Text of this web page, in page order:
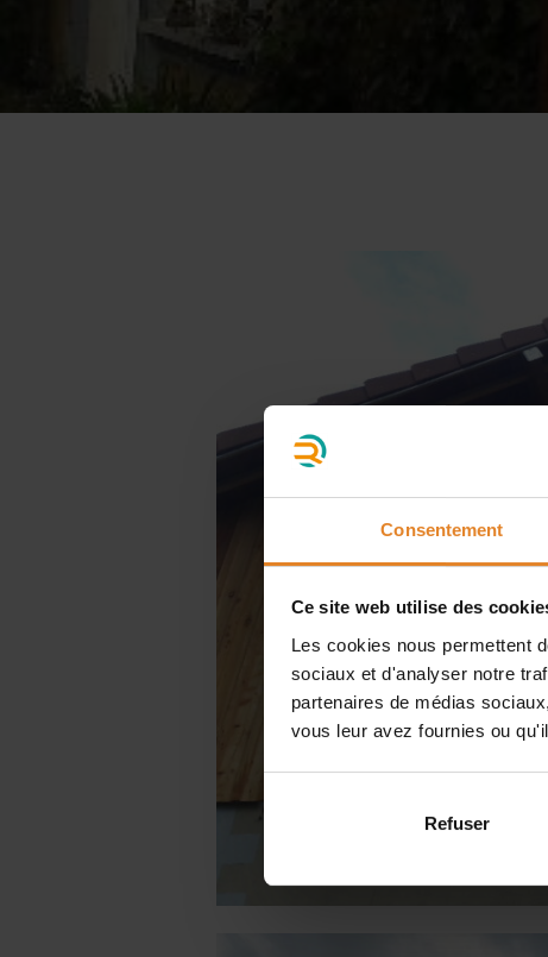
Consentement
Ce site web utilise des
Les cookies nous permettent
sociaux et d'analyser notre
partenaires de médias
vous leur avez fournies ou
Refuser